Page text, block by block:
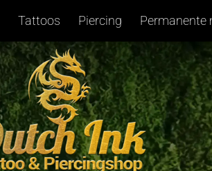
Tattoos Piercing Permanente